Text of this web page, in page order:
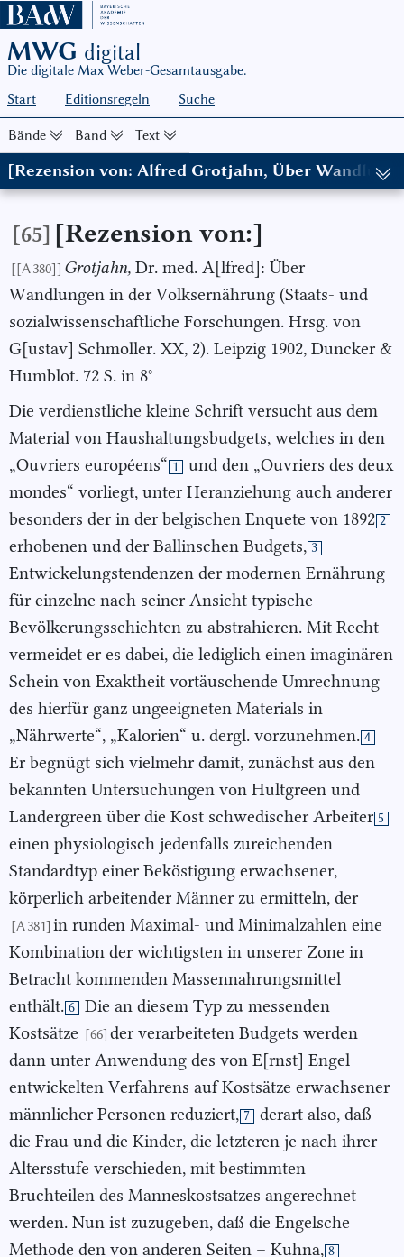
MWG digital
Die digitale Max Weber-Gesamtausgabe.
Start
Editionsregeln Suche
Bände Band Text
[Rezension von: Alfred Grotjahn, Über
(in: MWG I/8, hg. von Wolfgang Schluchter in Zusammenarbeit
[65] [Rezension von:]
[[A 380]] Grotjahn, Dr. med. A[lfred]: Über
Wandlungen in der Volksernährung (Staats- und
sozialwissenschaftliche Forschungen. Hrsg. von
G[ustav] Schmoller. XX, 2). Leipzig 1902, Duncker &
Humblot. 72 S. in 8°
Die verdienstliche kleine Schrift versucht aus dem
Material von Haushaltungsbudgets, welches in den
„Ouvriers européens“ 1
und den „Ouvriers des deux
mondes“ vorliegt, unter Heranziehung auch anderer
besonders der in der belgischen Enquete von 1892 2
erhobenen und der Ballinschen Budgets, 3
Entwickelungstendenzen der modernen Ernährung
für einzelne nach seiner Ansicht typische
Bevölkerungsschichten zu abstrahieren. Mit Recht
vermeidet er es dabei, die lediglich einen imaginären
Schein von Exaktheit vortäuschende Umrechnung
des hierfür ganz ungeeigneten Materials in
„Nährwerte“, „Kalorien“ u. dergl. vorzunehmen. 4
Er begnügt sich vielmehr damit, zunächst aus den
bekannten Untersuchungen von Hultgreen und
Landergreen über die Kost schwedischer Arbeiter 5
einen physiologisch jedenfalls zureichenden
Standardtyp einer Beköstigung erwachsener,
körperlich arbeitender Männer zu ermitteln, der
[A 381] in runden Maximal- und Minimalzahlen eine
Kombination der wichtigsten in unserer Zone in
Betracht kommenden Massennahrungsmittel
enthält. 6
Die an diesem Typ zu messenden
Kostsätze [66] der verarbeiteten Budgets werden
dann unter Anwendung des von E[rnst] Engel
entwickelten Verfahrens auf Kostsätze erwachsener
männlicher Personen reduziert, 7
derart also, daß
die Frau und die Kinder, die letzteren je nach ihrer
Altersstufe verschieden, mit bestimmten
Bruchteilen des Manneskostsatzes angerechnet
werden. Nun ist zuzugeben, daß die Engelsche
Methode den von anderen Seiten – Kuhna, 8